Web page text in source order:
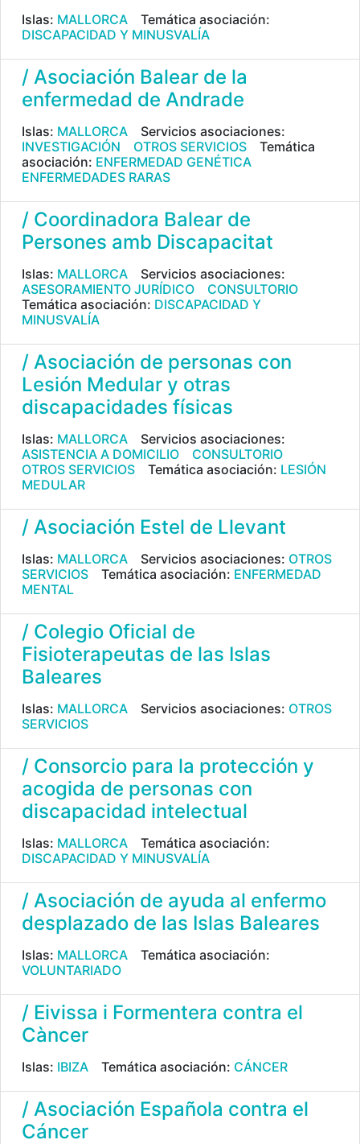
Islas: MALLORCA
Temática asociación:
DISCAPACIDAD Y MINUSVALÍA
/ Asociación Balear de la
enfermedad de Andrade
Islas: MALLORCA
Servicios asociaciones:
INVESTIGACIÓN
OTROS SERVICIOS
Temática
asociación: ENFERMEDAD GENÉTICA
ENFERMEDADES RARAS
/ Coordinadora Balear de
Persones amb Discapacitat
Islas: MALLORCA
Servicios asociaciones:
ASESORAMIENTO JURÍDICO
CONSULTORIO
Temática asociación: DISCAPACIDAD Y
MINUSVALÍA
/ Asociación de personas con
Lesión Medular y otras
discapacidades físicas
Islas: MALLORCA
Servicios asociaciones:
ASISTENCIA A DOMICILIO
CONSULTORIO
OTROS SERVICIOS
Temática asociación: LESIÓN
MEDULAR
/ Asociación Estel de Llevant
Islas: MALLORCA Servicios asociaciones: OTROS
SERVICIOS
Temática asociación: ENFERMEDAD
MENTAL
/ Colegio Oficial de
Fisioterapeutas de las Islas
Baleares
Islas: MALLORCA Servicios asociaciones: OTROS
SERVICIOS
/ Consorcio para la protección y
acogida de personas con
discapacidad intelectual
Islas: MALLORCA
Temática asociación:
DISCAPACIDAD Y MINUSVALÍA
/ Asociación de ayuda al enfermo
desplazado de las Islas Baleares
Islas: MALLORCA
Temática asociación:
VOLUNTARIADO
/ Eivissa i Formentera contra el
Càncer
Islas: IBIZA Temática asociación: CÁNCER
/ Asociación Española contra el
Cáncer